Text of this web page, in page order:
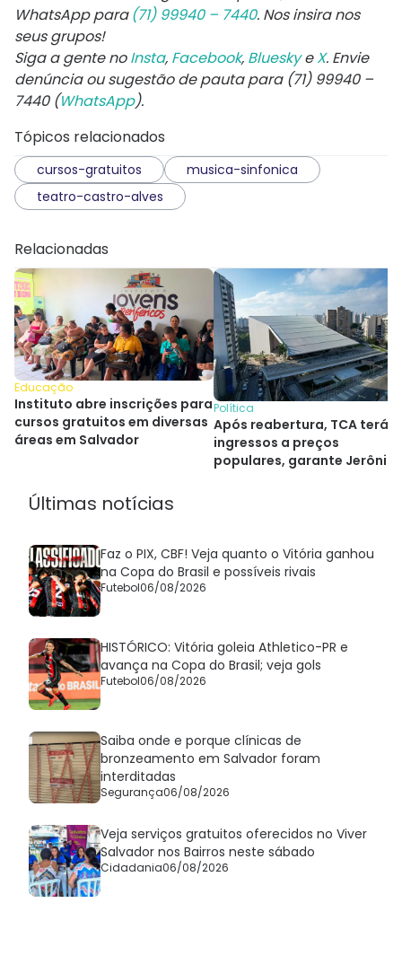
WhatsApp para (71) 99940 – 7440. Nos insira nos
seus grupos!
Siga a gente noInsta, Facebook, BlueskyeX. Envie
denúncia ou sugestão de pauta para (71) 99940 –
7440 (WhatsApp).
Tópicos relacionados
cursos-gratuitos
musica-sinfonica
teatro-castro-alves
Relacionadas
Educação
Instituto abre inscrições para
cursos gratuitos em diversas
áreas em Salvador
Política
Após reabertura, TCA terá
ingressos a preços
populares, garante
Últimas notícias
Faz o PIX, CBF! Veja quanto o Vitória ganhou
na Copa do Brasil e possíveis rivais
Futebol06/08/2026
HISTÓRICO: Vitória goleia Athletico-PR e
avança na Copa do Brasil; veja gols
Futebol06/08/2026
Saiba onde e porque clínicas de
bronzeamento em Salvador foram
interditadas
Segurança06/08/2026
Veja serviços gratuitos oferecidos no Viver
Salvador nos Bairros neste sábado
Cidadania06/08/2026